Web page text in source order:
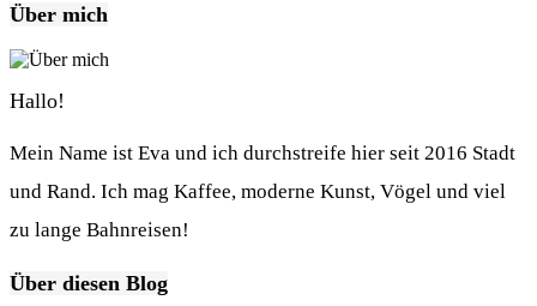
Über mich
Hallo!
Mein Name ist Eva und ich durchstreife hier seit 2016 Stadt
und Rand. Ich mag Kaffee, moderne Kunst, Vögel und viel
zu lange Bahnreisen!
Über diesen Blog